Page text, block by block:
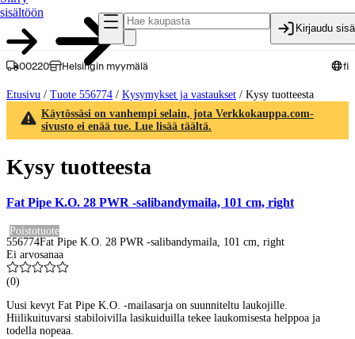
sisältöön
Kirjaudu
00220 Helsingin myymälä fi
Etusivu / Tuote 556774 / Kysymykset ja vastaukset / Kysy tuotteesta
Käytössäsi on vanhempi selain, jota Verkkokauppa.com-
sivusto ei enää tue. Lue lisää täältä.
Kysy tuotteesta
Fat Pipe K.O. 28 PWR -salibandymaila, 101 cm, right
Poistotuote
556774Fat Pipe K.O. 28 PWR -salibandymaila, 101 cm, right
Ei arvosanaa
(0)
Uusi kevyt Fat Pipe K.O. -mailasarja on suunniteltu laukojille.
Hiilikuituvarsi stabiloivilla lasikuiduilla tekee laukomisesta helppoa ja
todella nopeaa.